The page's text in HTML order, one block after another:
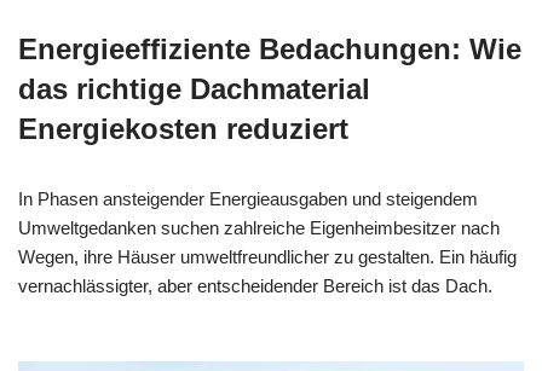
Energieeffiziente Bedachungen: Wie
das richtige Dachmaterial
Energiekosten reduziert
In Phasen ansteigender Energieausgaben und steigendem
Umweltgedanken suchen zahlreiche Eigenheimbesitzer nach
Wegen, ihre Häuser umweltfreundlicher zu gestalten. Ein häufig
vernachlässigter, aber entscheidender Bereich ist das Dach.